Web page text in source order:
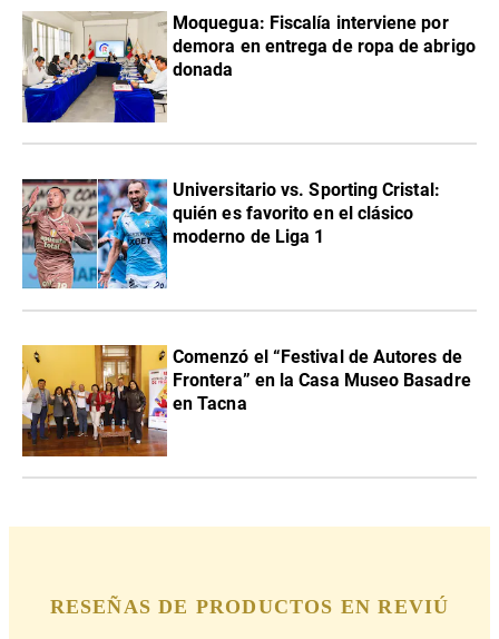
Moquegua: Fiscalía interviene por
demora en entrega de ropa de abrigo
donada
Universitario vs. Sporting Cristal:
quién es favorito en el clásico
moderno de Liga 1
Comenzó el “Festival de Autores de
Frontera” en la Casa Museo Basadre
en Tacna